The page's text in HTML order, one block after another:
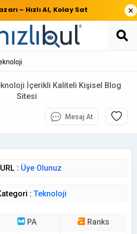
– Hızlı Al, Kolay Sat ×
İçerikli Kaliteli Kişisel Blog
Sitesi
Mesaj At
URL : Üye Olunuz
: Teknoloji
PA
Ranks